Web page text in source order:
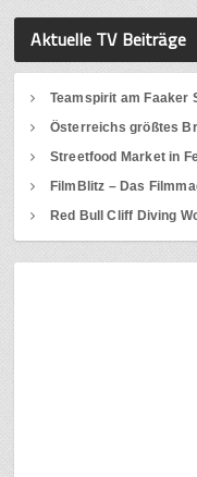
Aktuelle TV Beiträge
Teamspirit am Faaker
Österreichs größtes
Streetfood Market in
FilmBlitz – Das
Red Bull Cliff Diving